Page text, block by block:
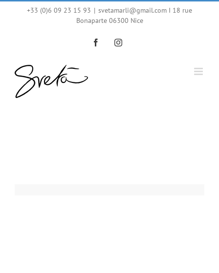
+33 (0)6 09 23 15 93 | svetamarli@gmail.com I 18 rue
Bonaparte 06300 Nice
FacebookInstagram